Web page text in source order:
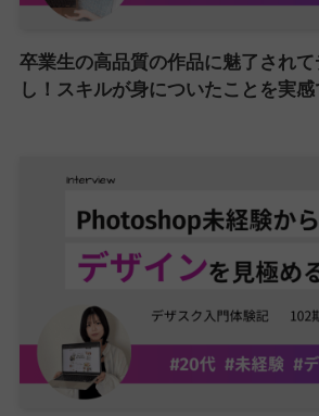
卒業生の高品質の作品に魅了され
し！スキルが身についたことを実感